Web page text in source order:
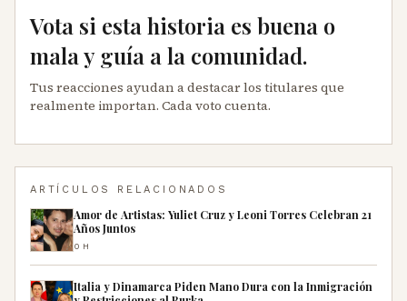
Vota si esta historia es buena o
mala y guía a la comunidad.
Tus reacciones ayudan a destacar los titulares que
realmente importan. Cada voto cuenta.
ARTÍCULOS RELACIONADOS
Amor de Artistas: Yuliet Cruz y Leoni Torres Celebran 21
Años Juntos
0H
Italia y Dinamarca Piden Mano Dura con la Inmigración